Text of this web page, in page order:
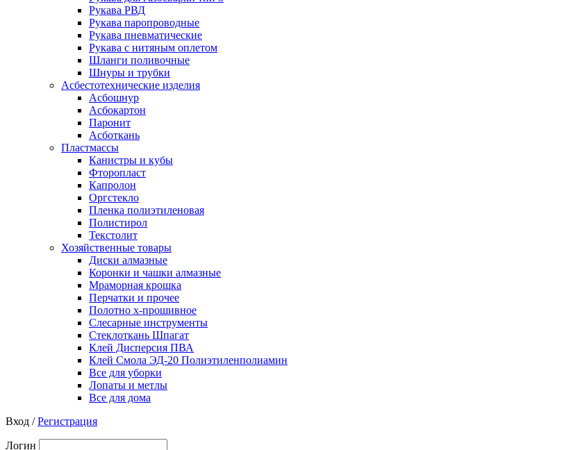
Рукава РВД
Рукава паропроводные
Рукава пневматические
Рукава с нитяным оплетом
Шланги поливочные
Шнуры и трубки
Асбестотехнические изделия
Асбошнур
Асбокартон
Паронит
Асботкань
Пластмассы
Канистры и кубы
Фторопласт
Капролон
Оргстекло
Пленка полиэтиленовая
Полистирол
Текстолит
Хозяйственные товары
Диски алмазные
Коронки и чашки алмазные
Мраморная крошка
Перчатки и прочее
Полотно х-прошивное
Слесарные инструменты
Стеклоткань Шпагат
Клей Дисперсия ПВА
Клей Смола ЭД-20 Полиэтиленполиамин
Все для уборки
Лопаты и метлы
Все для дома
Вход /Регистрация
Логин